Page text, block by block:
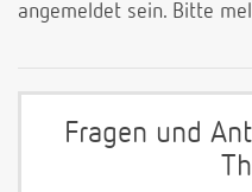
angemeldet sein. Bitte
Fragen und